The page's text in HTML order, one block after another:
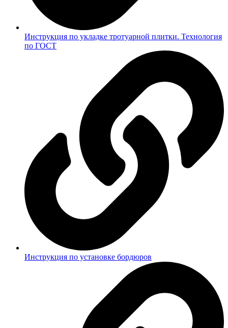
Инструкция по укладке тротуарной плитки. Технология
по ГОСТ
Инструкция по установке бордюров